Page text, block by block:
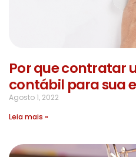
Por que contratar
contábil para sua
Agosto 1, 2022
Leia mais »